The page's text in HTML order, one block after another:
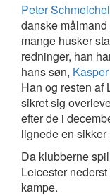
Peter Schmeichel
danske
mange husker
redninger, han
hans søn,
Han og resten af
sikret sig
efter de i
lignede en sikker
Da klubberne
Leicester
kampe.